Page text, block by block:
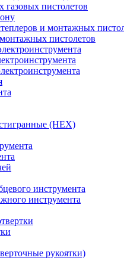
газовых пистолетов
и монтажных
пистолетов
(HEX)
инструмента
инструмента
рукоятки)